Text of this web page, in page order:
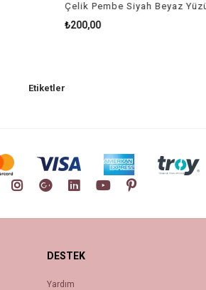
Çelik Pembe Siyah Beyaz
₺200,00
Etiketler
DESTEK
Yardım